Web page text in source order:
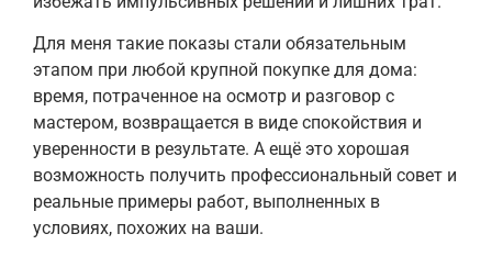
Для меня такие показы стали обязательным
этапом при любой крупной покупке для дома:
время, потраченное на осмотр и разговор с
мастером, возвращается в виде спокойствия и
уверенности в результате. А ещё это хорошая
возможность получить профессиональный совет и
реальные примеры работ, выполненных в
условиях, похожих на ваши.